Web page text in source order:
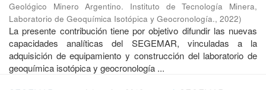
Geológico Minero Argentino. Instituto de Tecnología Minera,
Laboratorio de Geoquímica Isotópica y Geocronología., 2022)
La presente contribución tiene por objetivo difundir las nuevas
capacidades analíticas del SEGEMAR, vinculadas a la
adquisición de equipamiento y construcción del laboratorio de
geoquímica isotópica y geocronología ...